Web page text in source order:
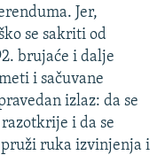
Jer,
se sakriti od
brujaće i dalje
i sačuvane
izlaz: da se
i da se
ruka izvinjenja i